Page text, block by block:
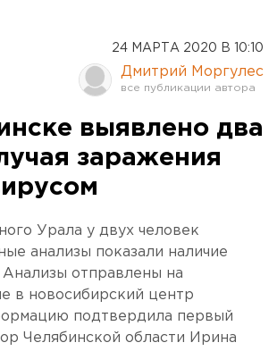
24 МАРТА 2020 В 10:10
Дмитрий Моргулес
выявлено два
заражения
Урала у двух человек
анализы показали наличие
Анализы отправлены на
в новосибирский центр
подтвердила первый
Челябинской области Ирина